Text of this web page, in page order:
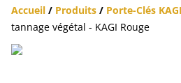
Accueil / Produits / Porte-Clés KAGI
tannage végétal - KAGI Rouge